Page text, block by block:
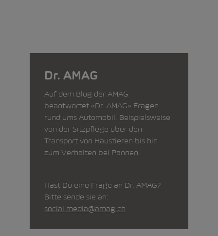
Dr. AMAG
Auf dem Blog der AMAG
beantwortet «Dr. AMAG» Fragen
rund ums Automobil. Beispielsweise
von der Sitzpflege über den
Transport von Haustieren bis hin
zum Verhalten bei Pannen.
Hast Du eine Frage an Dr. AMAG?
Bitte sende sie an:
social.media@amag.ch